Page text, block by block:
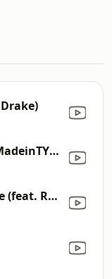
Hot Shower (feat. MadeinTYO & DaBaby)
Money In The Grave (feat. Rick Ross)